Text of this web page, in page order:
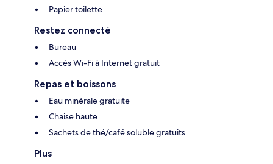
Papier toilette
Restez connecté
Bureau
Accès Wi-Fi à Internet gratuit
Repas et boissons
Eau minérale gratuite
Chaise haute
Sachets de thé/café soluble gratuits
Plus